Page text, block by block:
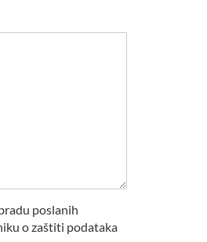
poslanih
o zaštiti podataka